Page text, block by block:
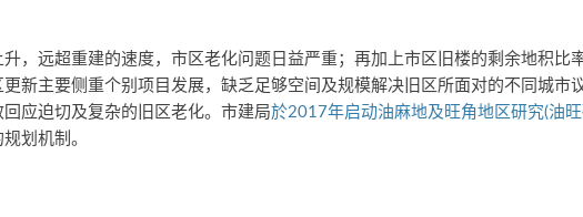
，远超重建的速度，市区老化问题日益严重；再加上市区旧楼的剩余地积
新主要侧重个别项目发展，缺乏足够空间及规模解决旧区所面对的不同城市
应迫切及复杂的旧区老化。市建局於2017年启动油麻地及旺角地区研究(油
划机制。